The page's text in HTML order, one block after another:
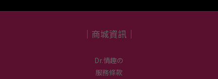
｜商城資訊｜
Dr.情趣の
服務條款